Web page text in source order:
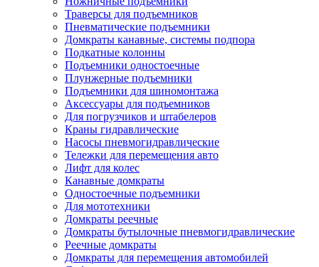
Траверсы для подъемников
Пневматические подъемники
Домкраты канавные, системы подпора
Подкатные колонны
Подъемники одностоечные
Плунжерные подъемники
Подъемники для шиномонтажа
Аксессуары для подъемников
Для погрузчиков и штабелеров
Краны гидравлические
Насосы пневмогидравлические
Тележки для перемещения авто
Лифт для колес
Канавные домкраты
Одностоечные подъемники
Для мототехники
Домкраты реечные
Домкраты бутылочные пневмогидравлические
Реечные домкраты
Домкраты для перемещения автомобилей